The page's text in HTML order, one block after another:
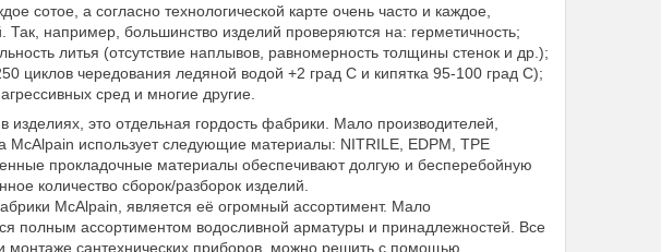
сотое, а согласно технологической карте очень часто и каждое,
например, большинство изделий проверяются на: герметичность;
литья (отсутствие наплывов, равномерность толщины стенок и др.);
циклов чередования ледяной водой +2 град С и кипятка 95-100 град С);
сред и многие другие.
это отдельная гордость фабрики. Мало производителей,
McAlpain использует следующие материалы: NITRILE, EDPM, TPE
прокладочные материалы обеспечивают долгую и бесперебойную
количество сборок/разборок изделий.
McAlpain, является её огромный ассортимент. Мало
полным ассортиментом водосливной арматуры и принадлежностей. Все
монтаже сантехнических приборов, можно решить с помощью